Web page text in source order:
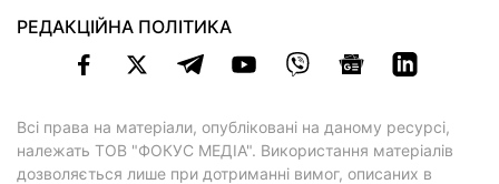
РЕДАКЦІЙНА ПОЛІТИКА
Всі права на матеріали, опубліковані на даному ресурсі,
належать ТОВ "ФОКУС МЕДІА". Використання матеріалів
дозволяється лише при дотриманні вимог, описаних в